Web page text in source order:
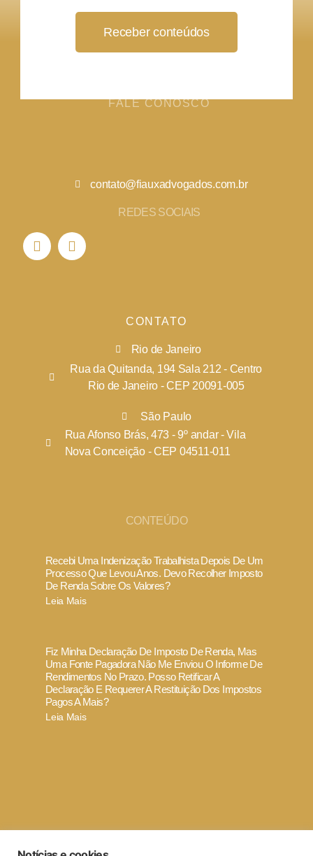
Receber conteúdos
FALE CONOSCO
contato@fiauxadvogados.com.br
REDES SOCIAIS
CONTATO
Rio de Janeiro
Rua da Quitanda, 194 Sala 212 - Centro
Rio de Janeiro - CEP 20091-005
São Paulo
Rua Afonso Brás, 473 - 9º andar - Vila
Nova Conceição - CEP 04511-011
CONTEÚDO
Recebi Uma Indenização Trabalhista Depois De Um
Processo Que Levou Anos. Devo Recolher Imposto
De Renda Sobre Os Valores?
Leia Mais
Fiz Minha Declaração De Imposto De Renda, Mas
Uma Fonte Pagadora Não Me Enviou O Informe De
Rendimentos No Prazo. Posso Retificar A
Declaração E Requerer A Restituição Dos Impostos
Pagos A Mais?
Leia Mais